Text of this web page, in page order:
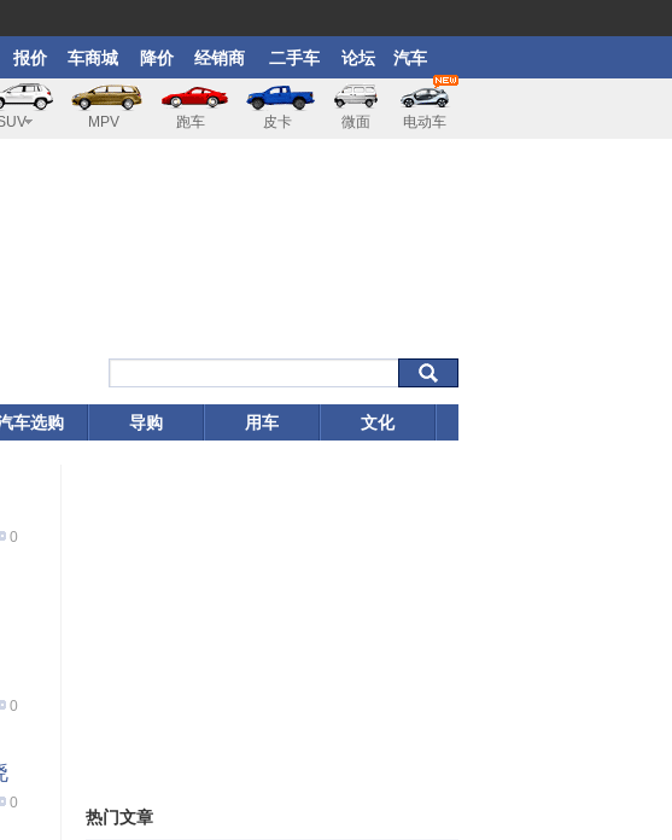
报价 车商城 降价 经销商 二手车 论坛 汽车
MPV 跑车 皮卡 微面 电动车
车选购 导购 用车 文化
0
0
0
热门文章